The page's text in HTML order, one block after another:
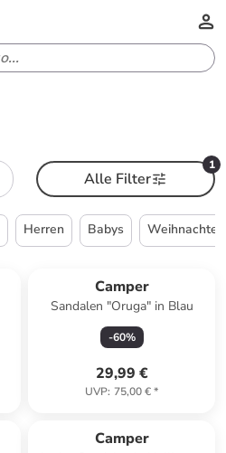
1
Alle Filter
Herren Babys Weihnachten
Camper
Sandalen "Oruga" in Blau
-60%
29,99 €
UVP: 75,00 €*
Camper